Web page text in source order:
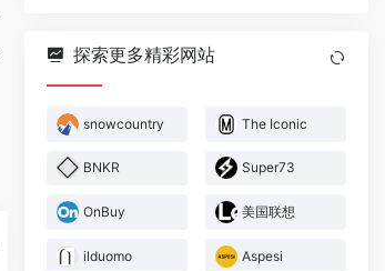
探索更多精彩网站
snowcountry The Iconic
BNKR Super73
OnBuy 美国联想
ilduomo Aspesi